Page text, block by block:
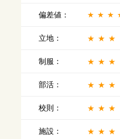
偏差値：
立地： ★★★
制服： ★★★
部活： ★★★
校則： ★★★
施設： ★★★